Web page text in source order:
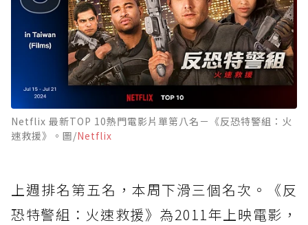
Netflix 最新TOP 10熱門電影片單第八名－《反恐特警組：火
速救援》。圖/Netflix
上週排名第五名，本周下滑三個名次。《反
恐特警組：火速救援》為2011年上映電影，